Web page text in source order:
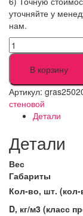
уточняйте у
нам.
Количество
товара
Газоблок
ГРАС
600х250x200
В корзину
Артикул:
стеновой
Детали
Детали
Вес
Габариты
Кол-во, шт. (кол-
D, кг/м3 (класс